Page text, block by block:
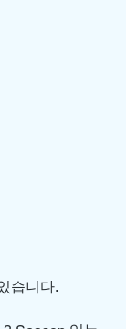
습니다.